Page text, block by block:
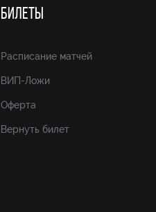
БИЛЕТЫ
Расписание матчей
ВИП-Ложи
Оферта
Вернуть билет